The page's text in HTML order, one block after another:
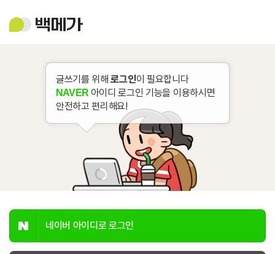
백
메
글쓰기를 위해로그인이 필요합니다
NAVER 아이디 로그인 기능을 이용하시면
안전하고 편리해요!
네이버 아이디로 로그인